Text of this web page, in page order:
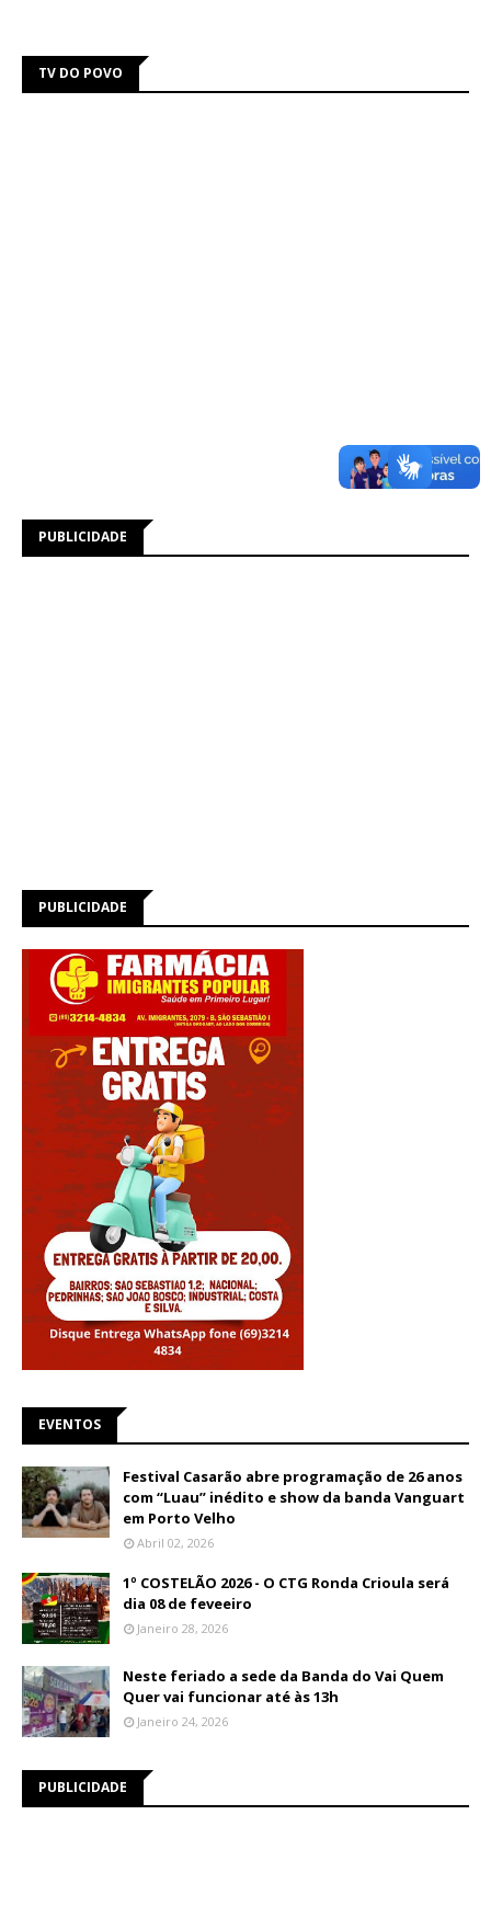
TV DO POVO
PUBLICIDADE
PUBLICIDADE
EVENTOS
Festival Casarão abre programação de 26 anos
com “Luau” inédito e show da banda Vanguart
em Porto Velho
Abril 02, 2026
1º COSTELÃO 2026 - O CTG Ronda Crioula será
dia 08 de feveeiro
Janeiro 28, 2026
Neste feriado a sede da Banda do Vai Quem
Quer vai funcionar até às 13h
Janeiro 24, 2026
PUBLICIDADE